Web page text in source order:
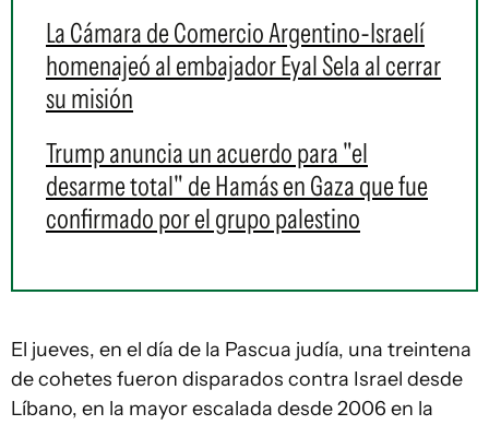
La Cámara de Comercio Argentino-Israelí
homenajeó al embajador Eyal Sela al cerrar
su misión
Trump anuncia un acuerdo para "el
desarme total" de Hamás en Gaza que fue
confirmado por el grupo palestino
El jueves, en el día de la Pascua judía, una treintena
de cohetes fueron disparados contra Israel desde
Líbano, en la mayor escalada desde 2006 en la